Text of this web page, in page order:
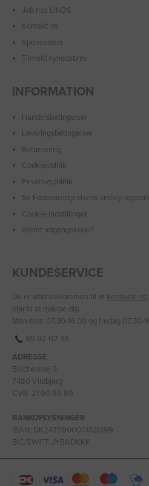
Job hos LINDS
Kontakt os
Sponsorater
Tilmeld nyhedsbrev
INFORMATION
Handelsbetingelser
Leveringsbetingelser
Returnering
Cookiepolitik
Privatlivspolitik
Se Fødevarestyrelsens smiley-
Cookie-indstillinger
Glemt adgangskode?
KUNDESERVICE
Du er altid velkommen til at kontakte os
klar til at hjælpe dig.
Man-tors: 07.30-16.00 og fredag 07.30-
99 92 02 33
ADRESSE
Blüchersvej 3
7480 Vildbjerg
CVR: 21 90 66 89
BANKOPLYSNINGER
IBAN: DK2475900001331399
BIC/SWIFT: JYBADKKK